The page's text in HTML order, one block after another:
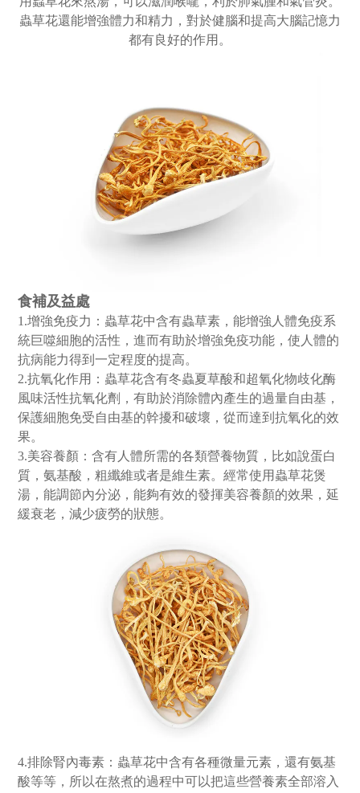
蟲草花還能增強體力和精力，對於健腦和提高大腦記憶力
都有良好的作用。
食補及益處
1.增強免疫力： 蟲草花中含有蟲草素，能增強人體免疫系
統巨噬細胞的活性，進而有助於增強免疫功能，使人體的
抗病能力得到一定程度的提高。
2.抗氧化作用： 蟲草花含有冬蟲夏草酸和超氧化物歧化酶
風味活性抗氧化劑，有助於消除體內產生的過量自由基，
保護細胞免受自由基的幹擾和破壞，從而達到抗氧化的效
果。
3.美容養顏： 含有人體所需的各類營養物質，比如說蛋白
質，氨基酸，粗纖維或者是維生素。經常使用蟲草花煲
湯，能調節內分泌，能夠有效的發揮美容養顏的效果，延
緩衰老，減少疲勞的狀態。
4.排除腎內毒素： 蟲草花中含有各種微量元素，還有氨基
酸等等，所以在熬煮的過程中可以把這些營養素全部溶入